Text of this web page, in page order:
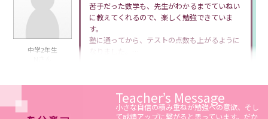
中学2年生
苦手だった数学も、先生がわかるまでていねい
に教えてくれるので、楽しく勉強できていま
す。
塾に通ってから、テストの点数も上がるように
なりました。
Teacher’s Message
小さな自信の積み重ねが勉強への意欲、そし
て成績アップに繋がると思っています。だか